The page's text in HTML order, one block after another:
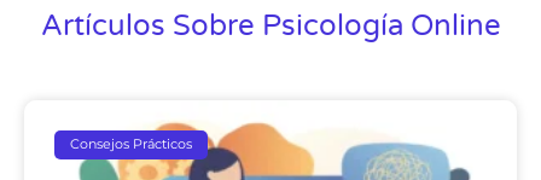
Artículos Sobre Psicología Online
Consejos Prácticos